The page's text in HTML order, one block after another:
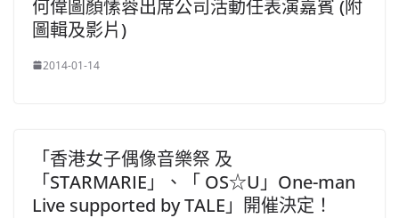
何偉圖顏愫蓉出席公司活動任表演嘉賓 (附
圖輯及影片)
2014-01-14
「香港女子偶像音樂祭 及
「STARMARIE」、「 OS☆U」One-man
Live supported by TALE」開催決定！